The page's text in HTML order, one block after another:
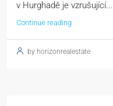
v Hurghadě je vzrušující...
Continue reading
by horizonrealestate